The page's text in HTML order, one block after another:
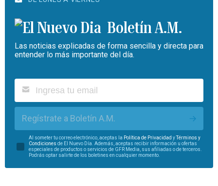
Boletín A.M.
Las noticias explicadas de forma sencilla y directa para
entender lo más importante del día.
Regístrate a Boletín A.M.
Al someter tu correo electrónico, aceptas la Política de Privacidad yTérminos y
Condiciones de El Nuevo Día. Además, aceptas recibir información u ofertas
especiales de productos o servicios de GFR Media, sus afiliadas o de terceros.
Podrás optar salirte de los boletines en cualquier momento.